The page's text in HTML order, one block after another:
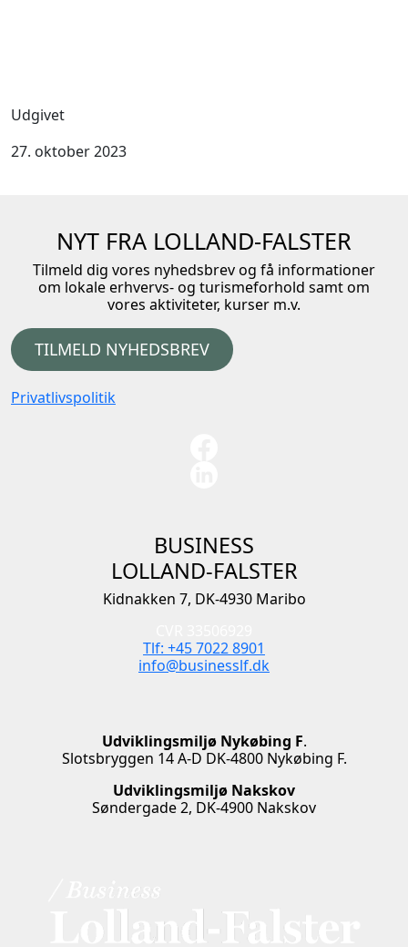
Udgivet
27. oktober 2023
NYT FRA LOLLAND-FALSTER
Tilmeld dig vores nyhedsbrev og få informationer
om lokale erhvervs- og turismeforhold samt om
vores aktiviteter, kurser m.v.
TILMELD NYHEDSBREV
Privatlivspolitik
BUSINESS
LOLLAND-FALSTER
Kidnakken 7, DK-4930 Maribo
Tlf: +45 7022 8901
info@businesslf.dk
Udviklingsmiljø Nykøbing F.
Slotsbryggen 14 A-D DK-4800 Nykøbing F.
Udviklingsmiljø Nakskov
Søndergade 2, DK-4900 Nakskov